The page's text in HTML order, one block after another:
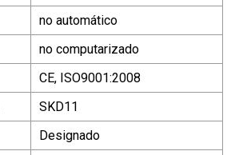
no automático
no computarizado
CE, ISO9001:2008
SKD11
Designado